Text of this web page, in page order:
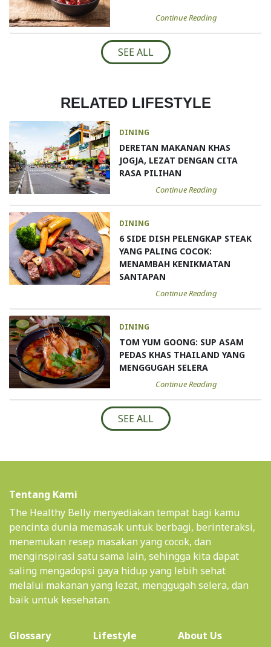
Continue Reading
SEE ALL
RELATED LIFESTYLE
DINING
DERETAN MAKANAN KHAS
JOGJA, LEZAT DENGAN CITA
RASA PILIHAN
Continue Reading
DINING
6 SIDE DISH PELENGKAP STEAK
YANG PALING COCOK:
MENAMBAH KENIKMATAN
SANTAPAN
Continue Reading
DINING
TOM YUM GOONG: SUP ASAM
PEDAS KHAS THAILAND YANG
MENGGUGAH SELERA
Continue Reading
SEE ALL
Tentang Kami
The Healthy Belly menyediakan tempat bagi kamu
pencinta dunia memasak untuk berbagi, berinteraksi,
menemukan resep masakan yang cocok, dan
menginspirasi satu sama lain, sehingga kita dapat
saling mengadopsi gaya hidup yang lebih sehat
melalui makanan yang lezat, menggugah selera, dan
baik untuk kesehatan.
Glossary Lifestyle About Us(current)